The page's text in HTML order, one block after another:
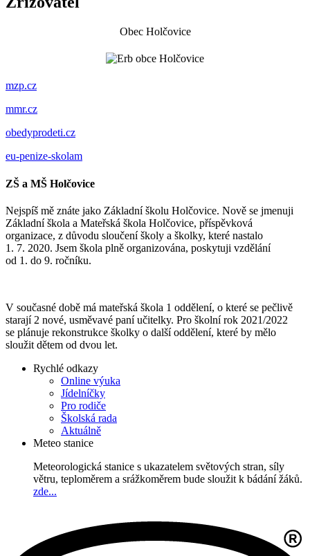
Obec Holčovice
mzp.cz
mmr.cz
obedyprodeti.cz
eu-penize-skolam
ZŠ a MŠ Holčovice
Nejspíš mě znáte jako Základní školu Holčovice. Nově se jmenuji
Základní škola a Mateřská škola Holčovice, příspěvková
organizace, z důvodu sloučení školy a školky, které nastalo
1. 7. 2020. Jsem škola plně organizována, poskytuji vzdělání
od 1. do 9. ročníku.
V současné době má mateřská škola 1 oddělení, o které se pečlivě
starají 2 nové, usměvavé paní učitelky. Pro školní rok 2021/2022
se plánuje rekonstrukce školky o další oddělení, které by mělo
sloužit dětem od dvou let.
Rychlé odkazy
Online výuka
Jídelníčky
Pro rodiče
Školská rada
Aktuálně
Meteo stanice
Meteorologická stanice s ukazatelem světových stran, síly
větru, teploměrem a srážkoměrem bude sloužit k bádání žáků.
zde...